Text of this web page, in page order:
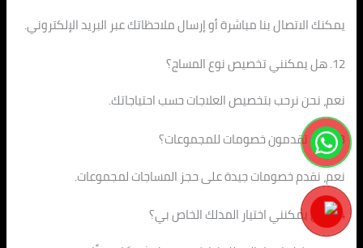
يمكنك الاتصال بنا مباشرة أو إرسال ملاحظاتك عبر البريد الإلكتروني.
12. هل يمكنني تخصيص نوع المساج؟
نعم، نحن نرحب بتخصيص العلاجات حسب احتياجاتك.
13. هل تقدمون خصومات للمجموعات؟
نعم، نقدم خصومات جيدة على حجز المساجات لمجموعات.
14. هل يمكنني اختيار المدلك الخاص بي؟